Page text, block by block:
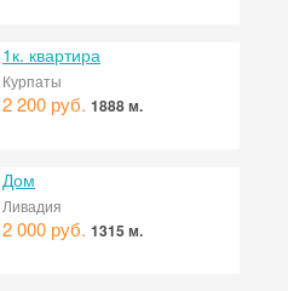
1к. квартира
Курпаты
2 200 руб. 1888 м.
Дом
Ливадия
2 000 руб. 1315 м.